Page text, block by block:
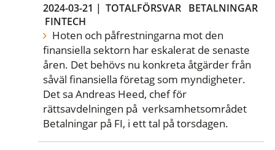
2024-03-21 | TOTALFÖRSVAR BETALNINGAR
FINTECH
Hoten och påfrestningarna mot den
finansiella sektorn har eskalerat de senaste
åren. Det behövs nu konkreta åtgärder från
såväl finansiella företag som myndigheter.
Det sa Andreas Heed, chef för
rättsavdelningen på verksamhetsområdet
Betalningar på FI, i ett tal på torsdagen.